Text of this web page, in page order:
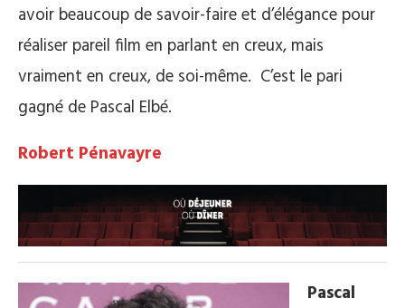
avoir beaucoup de savoir-faire et d’élégance pour
réaliser pareil film en parlant en creux, mais
vraiment en creux, de soi-même. C’est le pari
gagné de Pascal Elbé.
Robert Pénavayre
Pascal